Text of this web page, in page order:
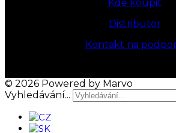
Kde koupit
Distributor
Kontakt na
© 2026 Powered by Marvo
Vyhledávání...